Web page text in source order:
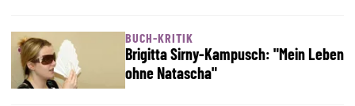
BUCH-KRITIK
Brigitta Sirny-Kampusch: "Mein Leben
ohne Natascha"